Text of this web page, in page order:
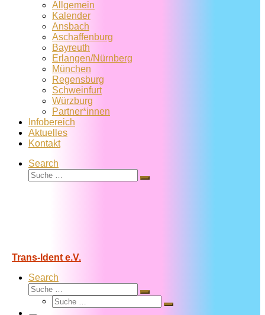
Allgemein
Kalender
Ansbach
Aschaffenburg
Bayreuth
Erlangen/Nürnberg
München
Regensburg
Schweinfurt
Würzburg
Partner*innen
Infobereich
Aktuelles
Kontakt
Search
Suche
Suche
Trans-Ident e.V.
Search
Suche
Suche
Suche
Suche